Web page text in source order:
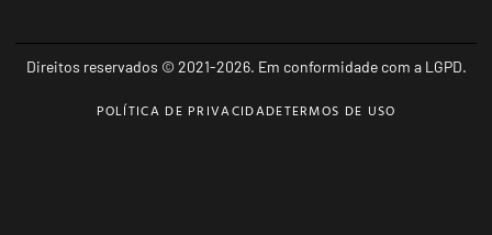
Direitos reservados © 2021-2026. Em conformidade com a LGPD.
POLÍTICA DE PRIVACIDADETERMOS DE USO